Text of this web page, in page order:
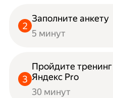
Заполните анкету
5 минут
Пройдите
Яндекс Pro
30 минут